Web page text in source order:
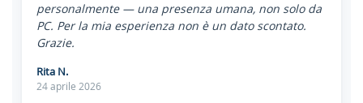
personalmente — una presenza umana, non solo da
PC. Per la mia esperienza non è un dato scontato.
Grazie.
Rita N.
24 aprile 2026